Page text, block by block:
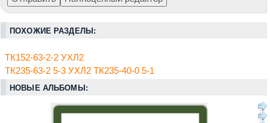
ПОХОЖИЕ РАЗДЕЛЫ:
ТК152-63-2-2 УХЛ2
ТК235-63-2 5-3 УХЛ2 ТК235-40-0 5-1
НОВЫЕ АЛЬБОМЫ: